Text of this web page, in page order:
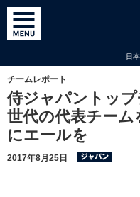
日
チームレポート
侍ジャパントッ
世代の代表チー
にエールを
2017年8月25日